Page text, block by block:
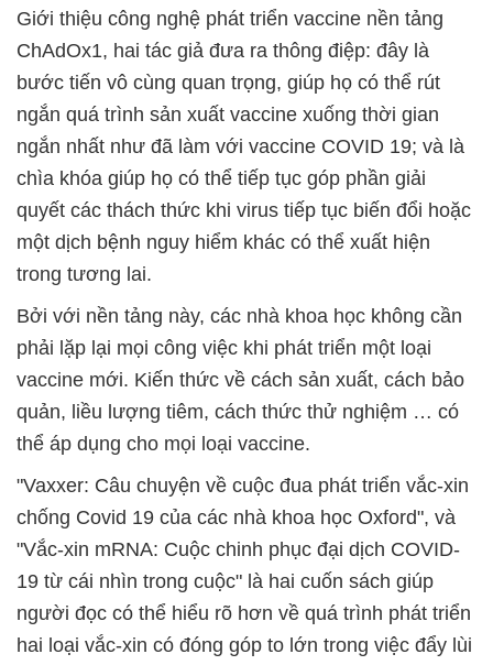
Giới thiệu công nghệ phát triển vaccine nền tảng
ChAdOx1, hai tác giả đưa ra thông điệp: đây là
bước tiến vô cùng quan trọng, giúp họ có thể rút
ngắn quá trình sản xuất vaccine xuống thời gian
ngắn nhất như đã làm với vaccine COVID 19; và là
chìa khóa giúp họ có thể tiếp tục góp phần giải
quyết các thách thức khi virus tiếp tục biến đổi hoặc
một dịch bệnh nguy hiểm khác có thể xuất hiện
trong tương lai.
Bởi với nền tảng này, các nhà khoa học không cần
phải lặp lại mọi công việc khi phát triển một loại
vaccine mới. Kiến thức về cách sản xuất, cách bảo
quản, liều lượng tiêm, cách thức thử nghiệm … có
thể áp dụng cho mọi loại vaccine.
"Vaxxer: Câu chuyện về cuộc đua phát triển vắc-xin
chống Covid 19 của các nhà khoa học Oxford", và
"Vắc-xin mRNA: Cuộc chinh phục đại dịch COVID-
19 từ cái nhìn trong cuộc" là hai cuốn sách giúp
người đọc có thể hiểu rõ hơn về quá trình phát triển
hai loại vắc-xin có đóng góp to lớn trong việc đẩy lùi